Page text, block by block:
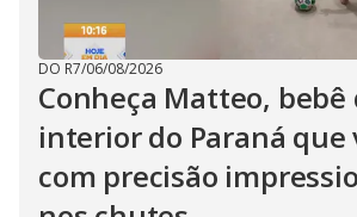
DO R7/06/08/2026
Conheça Matteo, bebê
interior do Paraná que
com precisão